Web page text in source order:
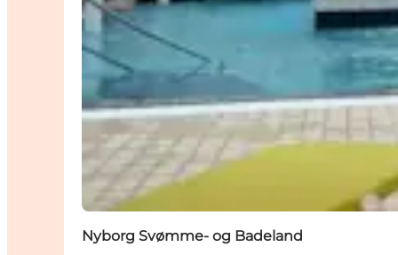
Nyborg Svømme- og Badeland